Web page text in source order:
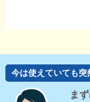
今は使えていても突
ま